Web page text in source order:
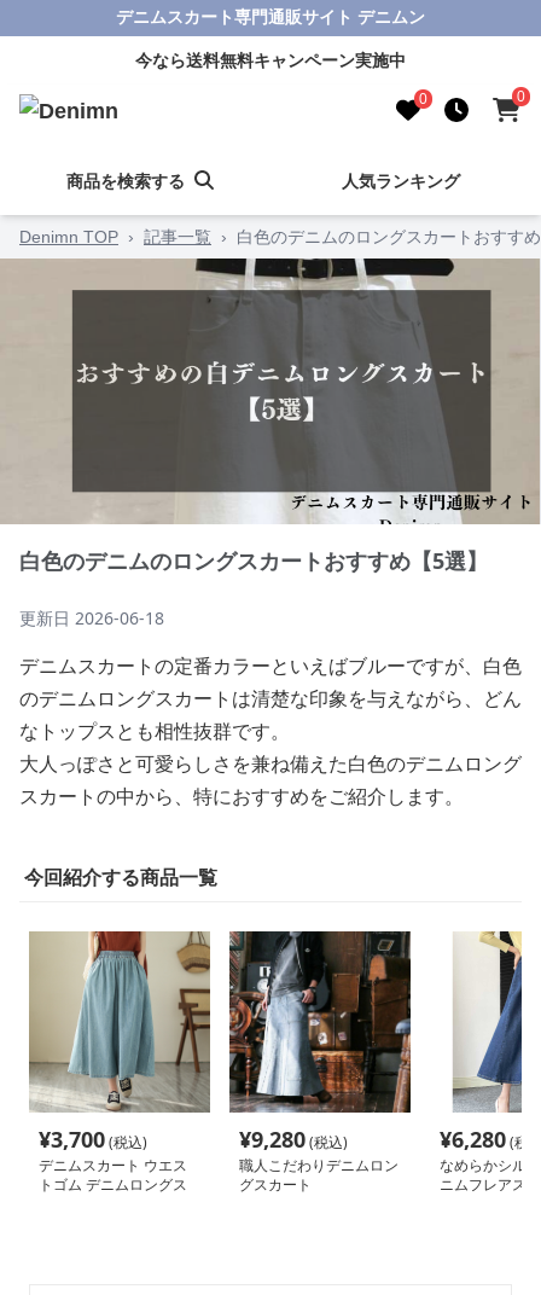
デニムスカート専門通販サイト デニムン
今なら送料無料キャンペーン実施中
0 0
商品を検索する 人気ランキング
Denimn TOP › 記事一覧 › 白色のデニムのロングスカートおすす
白色のデニムのロングスカートおすすめ【5選】
更新日 2026-06-18
デニムスカートの定番カラーといえばブルーですが、白色
のデニムロングスカートは清楚な印象を与えながら、どん
なトップスとも相性抜群です。
大人っぽさと可愛らしさを兼ね備えた白色のデニムロング
スカートの中から、特におすすめをご紹介します。
今回紹介する商品一覧
¥3,700(税込)
デニムスカート ウエス
トゴム デニムロングス
¥9,280(税込)
職人こだわりデニムロン
グスカート
¥6,280(税
なめらかシル
ニムフレアス